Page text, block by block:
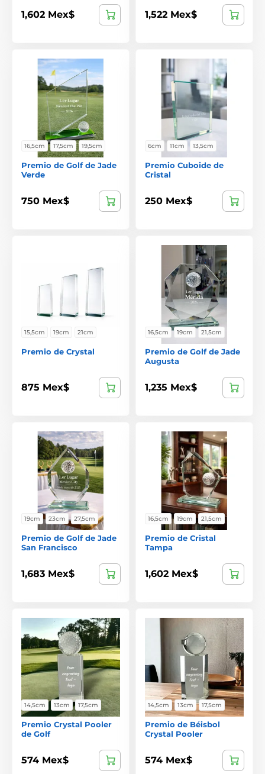
1,602 Mex$ 1,522 Mex$
16,5cm 17,5cm 19,5cm
Premio de Golf de Jade
Verde
750 Mex$
6cm 11cm 13,5cm
Premio Cuboide de
Cristal
250 Mex$
15,5cm 19cm 21cm
Premio de Crystal
875 Mex$
16,5cm 19cm 21,5cm
Premio de Golf de Jade
Augusta
1,235 Mex$
19cm 23cm 27,5cm
Premio de Golf de Jade
San Francisco
1,683 Mex$
16,5cm 19cm 21,5cm
Premio de Cristal
Tampa
1,602 Mex$
14,5cm 13cm 17,5cm
Premio Crystal Pooler
de Golf
574 Mex$
14,5cm 13cm 17,5cm
Premio de Béisbol
Crystal Pooler
574 Mex$